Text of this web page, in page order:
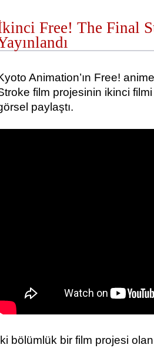
Free! The Final
Animation’ın Free!
film projesinin ikinci
paylaştı.
bölümlük bir film projesi